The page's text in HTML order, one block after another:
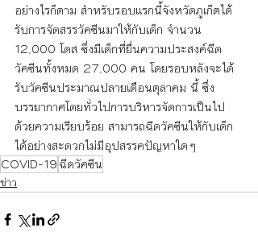
อย่างไรก็ตาม สำหรับรอบแรกนี้จังหวัดภูเก็ตได้
รับการจัดสรรวัคซีนมาให้กับเด็ก จำนวน
12,000 โดส ซึ่งมีเด็กที่ยื่นความประสงค์ฉีด
วัคซีนทั้งหมด 27,000 คน โดยรอบหลังจะได้
รับวัคซีนประมาณปลายเดือนตุลาคม นี้ ซึ่ง
บรรยากาศโดยทั่วไปการบริหารจัดการเป็นไป
ด้วยความเรียบร้อย สามารถฉีดวัคซีนให้กับเด็ก
ได้อย่างสะดวกไม่มีอุปสรรคปัญหาใดๆ
COVID-19ฉีดวัคซีน
ข่าว